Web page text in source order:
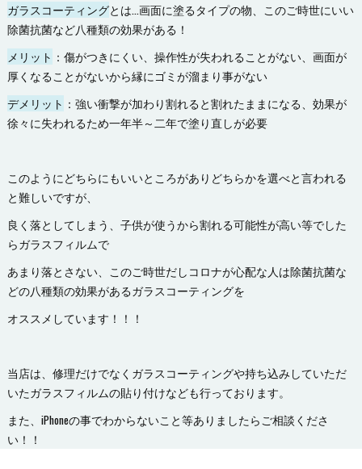
ガラスコーティングとは…画面に塗るタイプの物、このご時世にいい
除菌抗菌など八種類の効果がある！
メリット ：傷がつきにくい、操作性が失われることがない、画面が
厚くなることがないから縁にゴミが溜まり事がない
デメリット ：強い衝撃が加わり割れると割れたままになる、効果が
徐々に失われるため一年半～二年で塗り直しが必要
このようにどちらにもいいところがありどちらかを選べと言われる
と難しいですが、
良く落としてしまう、子供が使うから割れる可能性が高い等でした
らガラスフィルムで
あまり落とさない、このご時世だしコロナが心配な人は除菌抗菌な
どの八種類の効果があるガラスコーティングを
オススメしています！！！
当店は、修理だけでなくガラスコーティングや持ち込みしていただ
いたガラスフィルムの貼り付けなども行っております。
また、iPhoneの事でわからないこと等ありましたらご相談くださ
い！！